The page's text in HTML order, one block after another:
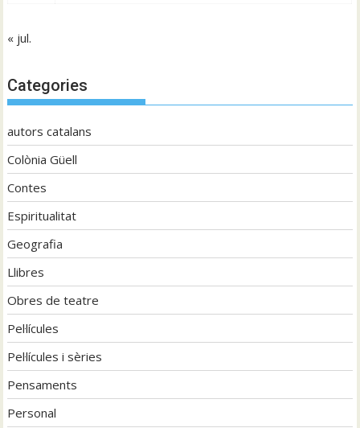
« jul.
Categories
autors catalans
Colònia Güell
Contes
Espiritualitat
Geografia
Llibres
Obres de teatre
Pel·lícules
Pel·lícules i sèries
Pensaments
Personal